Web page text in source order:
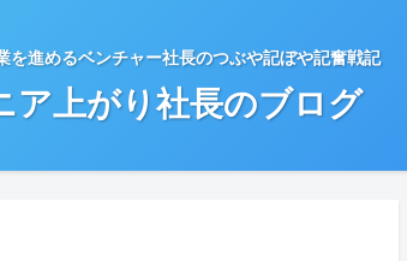
を進めるベンチャー社長のつぶや記ぼや記奮戦記
ア上がり社長のブログ